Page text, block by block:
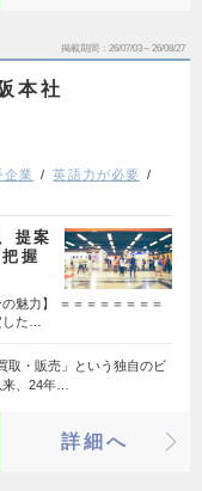
掲載期間 26/07/03～26/08/27
本社
企業
英語力が必要
提案
握
魅力】 ＝＝＝＝＝＝＝＝
た…
取・販売」という独自のビ
、24年…
詳細へ